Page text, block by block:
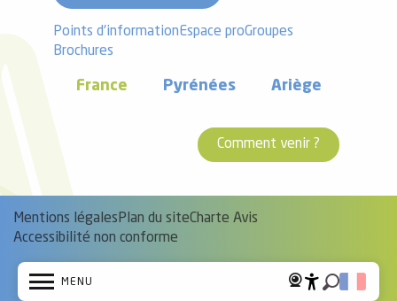
MENU
Points d'informationEspace proGroupes
Brochures
France Pyrénées Ariège
Comment venir ?
Mentions légalesPlan du siteCharte Avis
Accessibilité non conforme